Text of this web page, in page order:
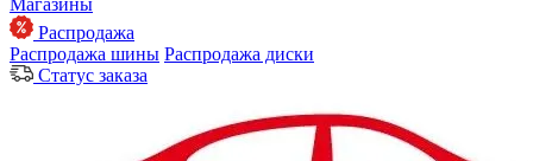
Магазины
Распродажа
Распродажа шины Распродажа диски
Статус заказа